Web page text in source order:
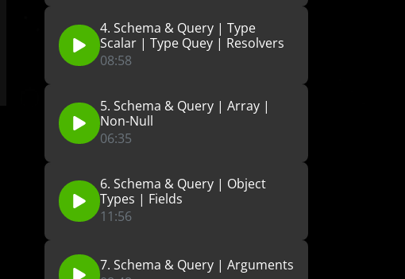
4. Schema & Query | Type
Scalar | Type Quey | Resolvers
08:58
5. Schema & Query | Array |
Non-Null
06:35
6. Schema & Query | Object
Types | Fields
11:56
7. Schema & Query | Arguments